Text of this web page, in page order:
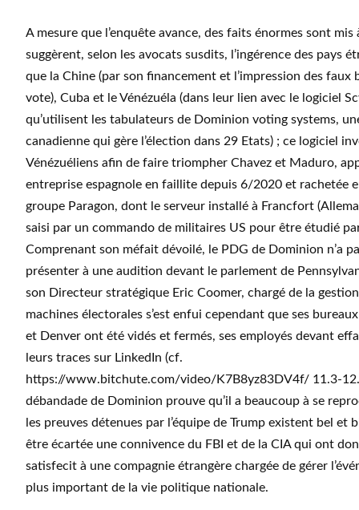
A mesure que l’enquête avance, des faits énormes sont mis
suggèrent, selon les avocats susdits, l’ingérence des pays
que la Chine (par son financement et l’impression des faux
vote), Cuba et le Vénézuéla (dans leur lien avec le logiciel
qu’utilisent les tabulateurs de Dominion voting systems,
canadienne qui gère l’élection dans 29 Etats) ; ce logiciel
Vénézuéliens afin de faire triompher Chavez et Maduro,
entreprise espagnole en faillite depuis 6/2020 et rachetée
groupe Paragon, dont le serveur installé à Francfort
saisi par un commando de militaires US pour être étudié
Comprenant son méfait dévoilé, le PDG de Dominion n’a
présenter à une audition devant le parlement de
son Directeur stratégique Eric Coomer, chargé de la
machines électorales s’est enfui cependant que ses
et Denver ont été vidés et fermés, ses employés devant
leurs traces sur LinkedIn (cf.
https://www.bitchute.com/video/K7B8yz83DV4f/ 11.3-
débandade de Dominion prouve qu’il a beaucoup à se
les preuves détenues par l’équipe de Trump existent bel et
être écartée une connivence du FBI et de la CIA qui ont
satisfecit à une compagnie étrangère chargée de gérer
plus important de la vie politique nationale.